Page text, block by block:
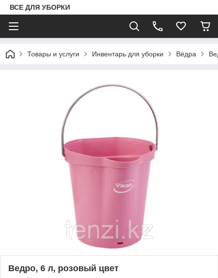
ВСЕ ДЛЯ УБОРКИ
Товары и услуги Инвентарь для уборки Вёдра
Ведро, 6 л, розовый цвет